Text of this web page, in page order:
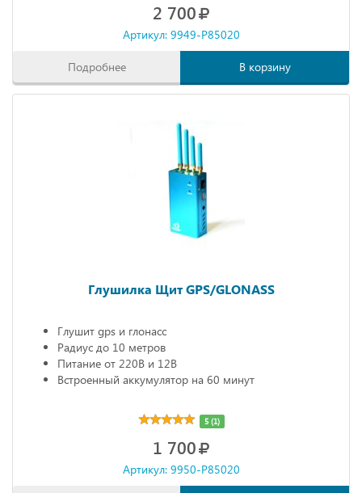
2 700
Артикул: 9949-P85020
Подробнее В корзину
Глушилка Щит GPS/GLONASS
Глушит gps и глонасс
Радиус до 10 метров
Питание от 220В и 12В
Встроенный аккумулятор на 60 минут
5 (1)
1 700
Артикул: 9950-P85020